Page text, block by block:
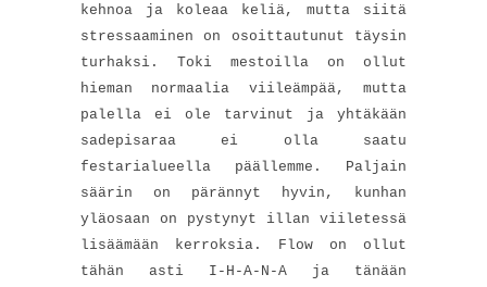
kehnoa ja koleaa keliä, mutta siitä
stressaaminen on osoittautunut täysin
turhaksi. Toki mestoilla on ollut
hieman normaalia viileämpää, mutta
palella ei ole tarvinut ja yhtäkään
sadepisaraa ei olla saatu
festarialueella päällemme. Paljain
säärin on pärännyt hyvin, kunhan
yläosaan on pystynyt illan viiletessä
lisäämään kerroksia. Flow on ollut
tähän asti I-H-A-N-A ja tänään